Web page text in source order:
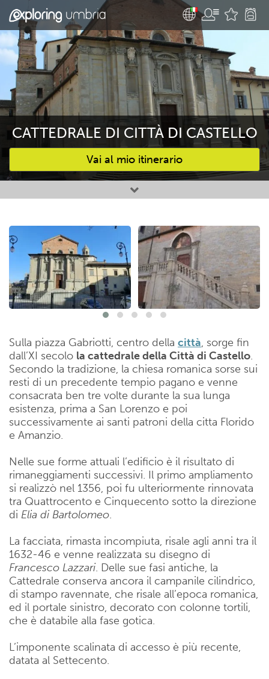
CATTEDRALE DI CITTÀ DI CASTELLO
Vai al mio itinerario
Attività preferite
Sulla piazza Gabriotti, centro della città, sorge fin
dall’XI secolo la cattedrale della Città di Castello.
Secondo la tradizione, la chiesa romanica sorse sui
resti di un precedente tempio pagano e venne
consacrata ben tre volte durante la sua lunga
esistenza, prima a San Lorenzo e poi
successivamente ai santi patroni della citta Florido
e Amanzio.
Nelle sue forme attuali l’edificio è il risultato di
rimaneggiamenti successivi. Il primo ampliamento
si realizzò nel 1356, poi fu ulteriormente rinnovata
tra Quattrocento e Cinquecento sotto la direzione
di Elia di Bartolomeo.
La facciata, rimasta incompiuta, risale agli anni tra il
1632-46 e venne realizzata su disegno di
Francesco Lazzari. Delle sue fasi antiche, la
Cattedrale conserva ancora il campanile cilindrico,
di stampo ravennate, che risale all’epoca romanica,
ed il portale sinistro, decorato con colonne tortili,
che è databile alla fase gotica.
L’imponente scalinata di accesso è più recente,
datata al Settecento.